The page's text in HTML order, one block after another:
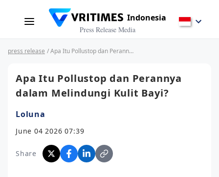
Indonesia
Press Release Media
press release / Apa Itu Pollustop dan Perannya dalam Melindungi Kulit Bayi?
Apa Itu Pollustop dan Perannya
dalam Melindungi Kulit Bayi?
Loluna
June 04 2026 07:39
Share